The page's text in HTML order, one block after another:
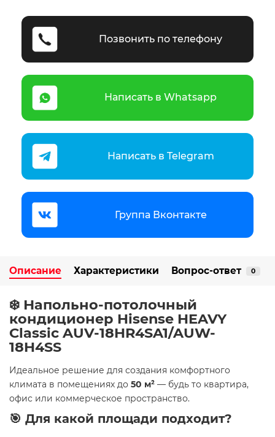
Позвонить по телефону
Написать в Whatsapp
Написать в Telegram
Группа Вконтакте
Описание Характеристики Вопрос-ответ 0
❄️ Напольно-потолочный
кондиционер Hisense HEAVY
Classic AUV-18HR4SA1/AUW-
18H4SS
Идеальное решение для создания комфортного
климата в помещениях до 50 м² — будь то квартира,
офис или коммерческое пространство.
🎯 Для какой площади подходит?